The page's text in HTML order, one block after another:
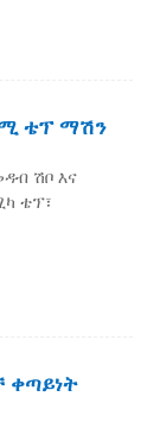
ቴፕ ማሽን
ሽቦ እና
ቴፕ፣
ቀጣይነት